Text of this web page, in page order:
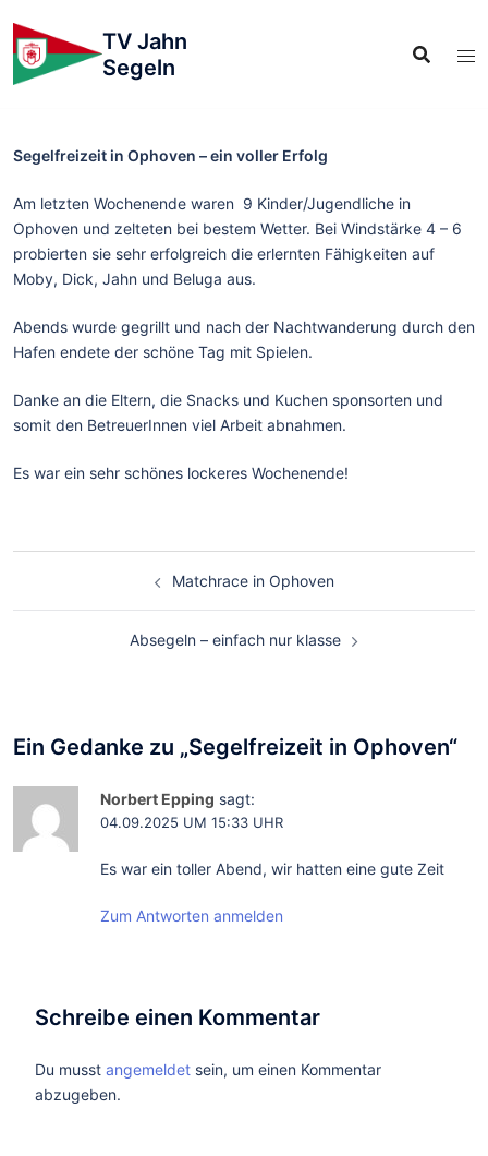
TV Jahn
Segeln
Segelfreizeit in Ophoven – ein voller Erfolg
Am letzten Wochenende waren 9 Kinder/Jugendliche in
Ophoven und zelteten bei bestem Wetter. Bei Windstärke 4 – 6
probierten sie sehr erfolgreich die erlernten Fähigkeiten auf
Moby, Dick, Jahn und Beluga aus.
Abends wurde gegrillt und nach der Nachtwanderung durch den
Hafen endete der schöne Tag mit Spielen.
Danke an die Eltern, die Snacks und Kuchen sponsorten und
somit den BetreuerInnen viel Arbeit abnahmen.
Es war ein sehr schönes lockeres Wochenende!
Matchrace in Ophoven
Absegeln – einfach nur klasse
Ein Gedanke zu „Segelfreizeit in Ophoven“
Norbert Epping sagt:
04.09.2025 UM 15:33 UHR
Es war ein toller Abend, wir hatten eine gute Zeit
Zum Antworten anmelden
Schreibe einen Kommentar
Du musst angemeldet sein, um einen Kommentar
abzugeben.